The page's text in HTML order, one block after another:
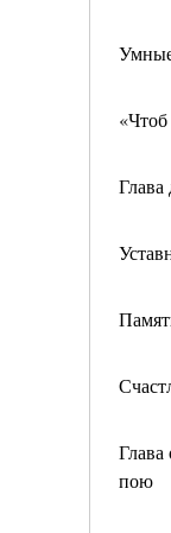
Глава
пою